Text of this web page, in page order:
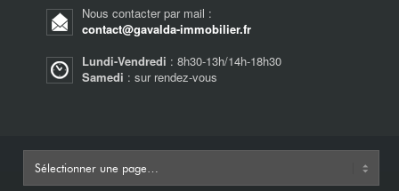
Nous contacter par mail :
contact@gavalda-immobilier.fr
Lundi-Vendredi : 8h30-13h/14h-18h30
Samedi : sur rendez-vous